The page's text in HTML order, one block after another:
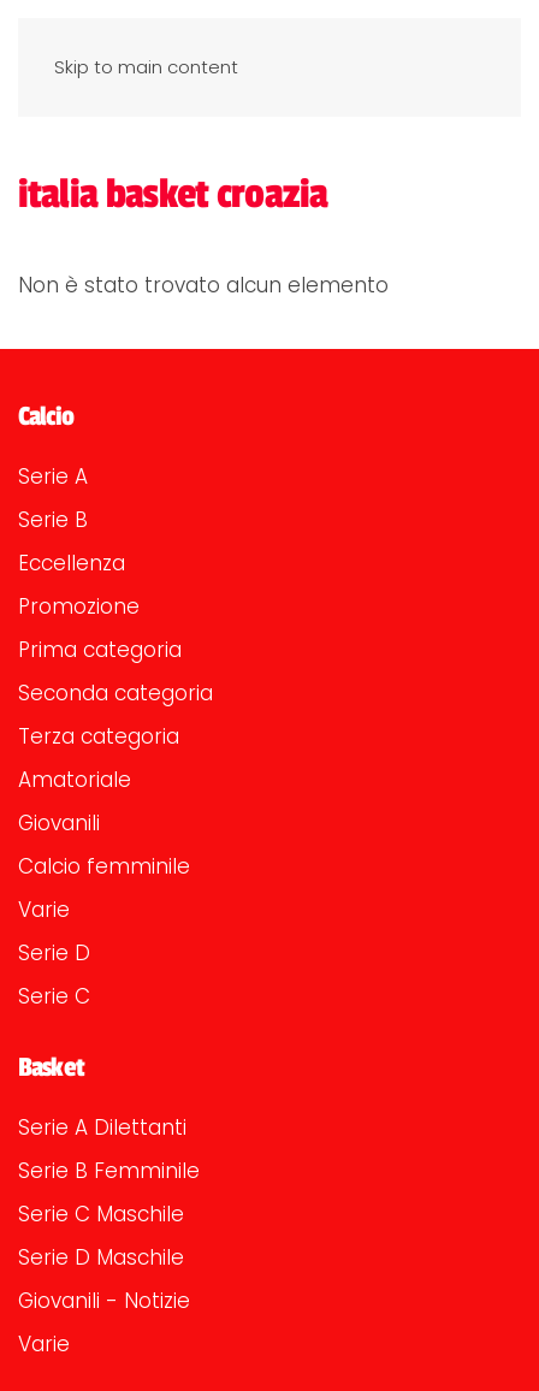
Skip to main content
italia basket croazia
Non è stato trovato alcun elemento
Calcio
Serie A
Serie B
Eccellenza
Promozione
Prima categoria
Seconda categoria
Terza categoria
Amatoriale
Giovanili
Calcio femminile
Varie
Serie D
Serie C
Basket
Serie A Dilettanti
Serie B Femminile
Serie C Maschile
Serie D Maschile
Giovanili - Notizie
Varie